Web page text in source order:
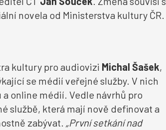
novela od Ministerstva kultury ČR.
kultury pro audiovizi Michal Šašek,
se médií veřejné služby. V nich
online médií. Vedle návrhů pro
službě, která mají nově definovat a
zabývat. „První setkání nad